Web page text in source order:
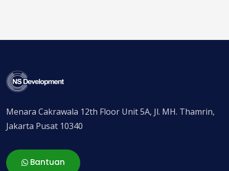
Menara Cakrawala 12th Floor Unit 5A, Jl. MH. Thamrin,
Jakarta Pusat 10340
Bantuan